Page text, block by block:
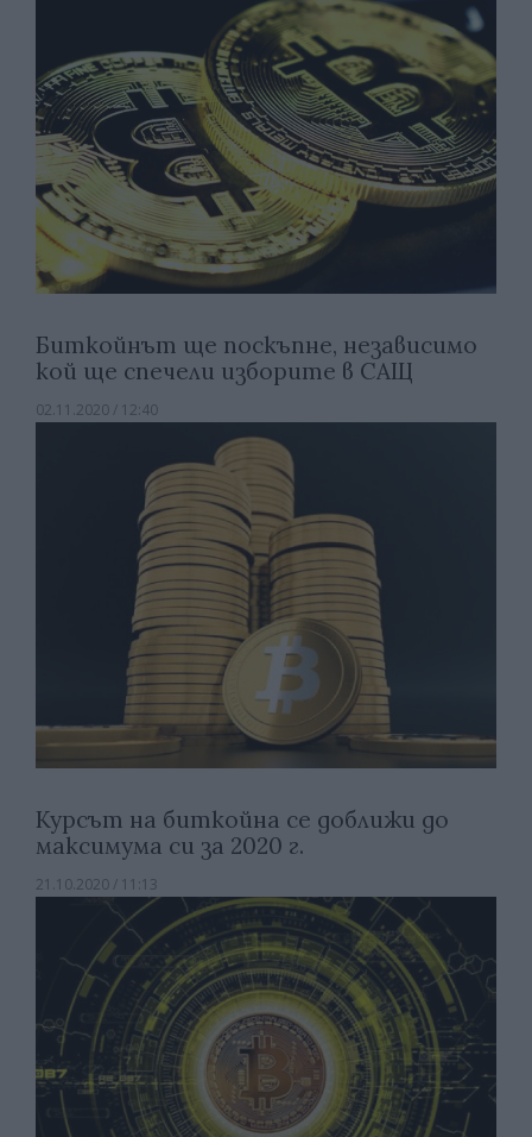
Биткойнът ще поскъпне, независимо
кой ще спечели изборите в САЩ
02.11.2020 / 12:40
Курсът на биткойна се доближи до
максимума си за 2020 г.
21.10.2020 / 11:13